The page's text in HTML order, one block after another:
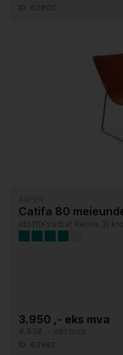
ID: 62900
Catifa 80
stoff(Kvadrat Remix 3)
3.950 ,- eks mva
4.938 ,- inkl mva
ID: 63982